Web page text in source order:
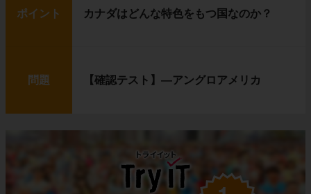
ポイント カナダはどんな特色をもつ国なのか？
問題 【確認テスト】―アングロアメリカ